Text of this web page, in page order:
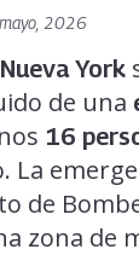
2026
Nueva York
de una
16
La
de
zona de